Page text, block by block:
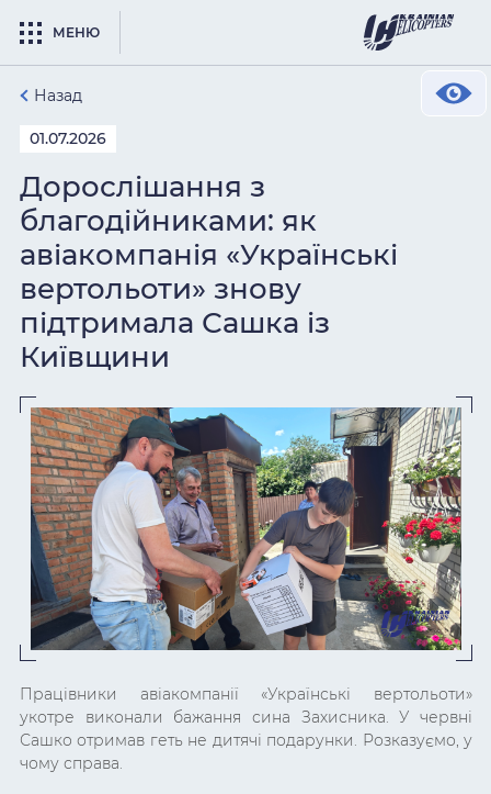
МЕНЮ
Назад
01.07.2026
Дорослішання з
благодійниками: як
авіакомпанія «Українські
вертольоти» знову
підтримала Сашка із
Київщини
Працівники авіакомпанії «Українські вертольоти»
укотре виконали бажання сина Захисника. У червні
Сашко отримав геть не дитячі подарунки. Розказуємо, у
чому справа.